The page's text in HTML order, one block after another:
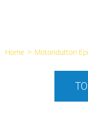
Home > Motoriduttori